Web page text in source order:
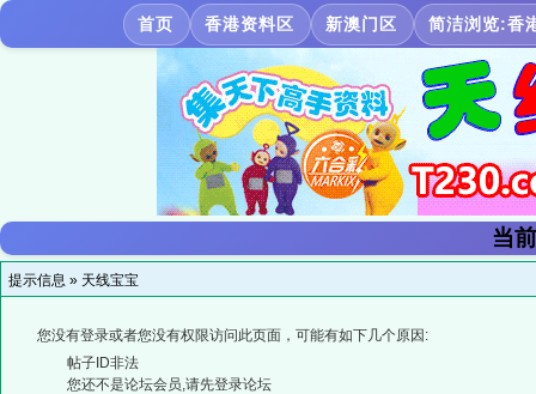
首页 香港资料区 新澳门区 简洁浏览:香
当
提示信息 » 天线宝宝
您没有登录或者您没有权限访问此页面，可能有如下几个原因:
帖子ID非法
您还不是论坛会员,请先登录论坛